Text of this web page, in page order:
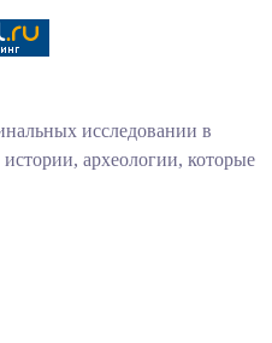
исследовании в
археологии, которые